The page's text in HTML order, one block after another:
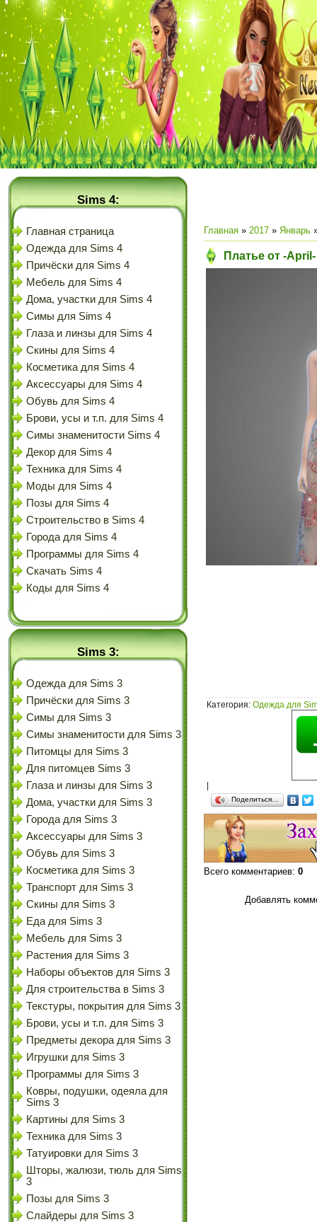
Sims 4:
Главная страница
Одежда для Sims 4
Причёски для Sims 4
Мебель для Sims 4
Дома, участки для Sims 4
Симы для Sims 4
Глаза и линзы для Sims 4
Скины для Sims 4
Косметика для Sims 4
Аксессуары для Sims 4
Обувь для Sims 4
Брови, усы и т.п. для Sims 4
Симы знаменитости Sims 4
Декор для Sims 4
Техника для Sims 4
Моды для Sims 4
Позы для Sims 4
Строительство в Sims 4
Города для Sims 4
Программы для Sims 4
Скачать Sims 4
Коды для Sims 4
Sims 3:
Одежда для Sims 3
Причёски для Sims 3
Симы для Sims 3
Симы знаменитости для Sims 3
Питомцы для Sims 3
Для питомцев Sims 3
Глаза и линзы для Sims 3
Дома, участки для Sims 3
Города для Sims 3
Аксессуары для Sims 3
Обувь для Sims 3
Косметика для Sims 3
Транспорт для Sims 3
Скины для Sims 3
Еда для Sims 3
Мебель для Sims 3
Растения для Sims 3
Наборы объектов для Sims 3
Для строительства в Sims 3
Текстуры, покрытия для Sims 3
Брови, усы и т.п. для Sims 3
Предметы декора для Sims 3
Игрушки для Sims 3
Программы для Sims 3
Ковры, подушки, одеяла для
Sims 3
Картины для Sims 3
Техника для Sims 3
Татуировки для Sims 3
Шторы, жалюзи, тюль для Sims
3
Позы для Sims 3
Слайдеры для Sims 3
Главная » 2017 » Январь
Платье от -
Категория: Одежда для
Поделиться…
Всего комментариев: 0
Добавлять